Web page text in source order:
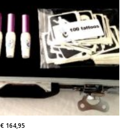
€ 164,95